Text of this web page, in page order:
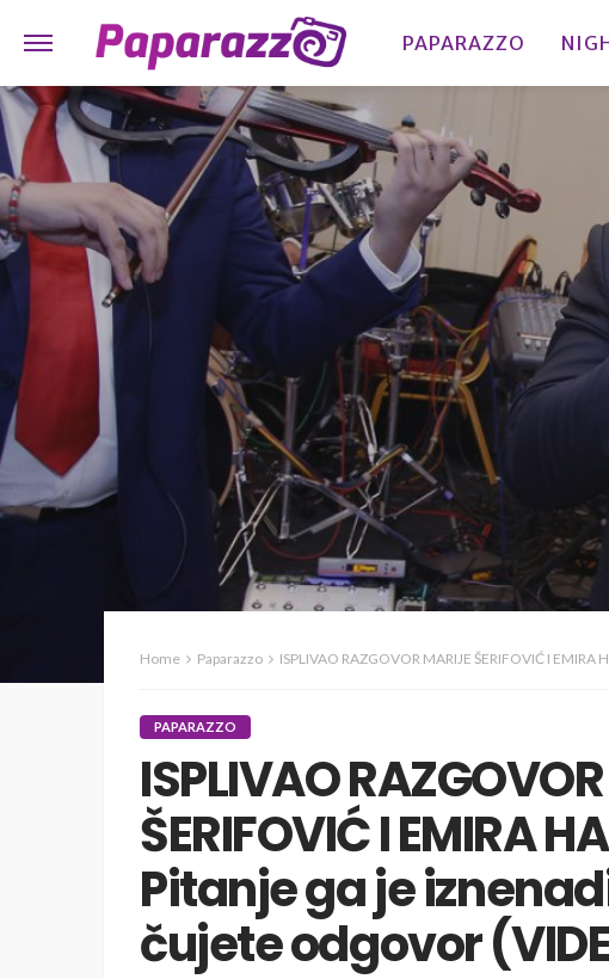
PAPARAZZO
Home Paparazzo ISPLIVAO RAZGOVOR MARIJE ŠERIFOVIĆ I EMIRA
PAPARAZZO
ISPLIVAO
ŠERIFOVIĆ I EMIRA
Pitanje ga je
čujete odgovor